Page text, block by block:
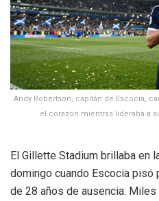
Andy Robertson, capitán de Escocia,
el corazón mientras lideraba a
El Gillette Stadium brillaba en
domingo cuando Escocia pisó
de 28 años de ausencia.